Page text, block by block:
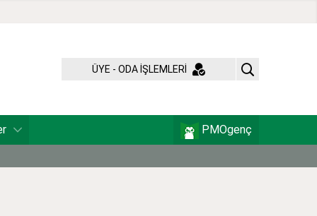
ÜYE - ODA İŞLEMLERİ
PMOgenç